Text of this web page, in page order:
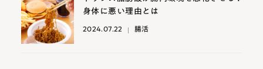
2024.07.22 腸活
身体に悪い理由とは